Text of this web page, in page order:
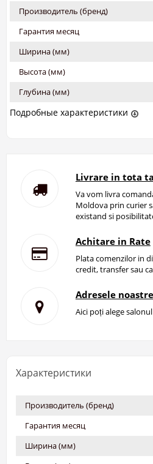
Производитель (бренд)
Гарантия месяц
Ширина (мм)
Высота (мм)
Глубина (мм)
Подробные характеристики
Livrare in tota
Va vom livra
Moldova prin curier
existand si
Achitare in Rate
Plata comenzilor in
credit, transfer sau
Adresele noastre
Aici poți alege
Характеристики
Производитель (бренд)
Гарантия месяц
Ширина (мм)